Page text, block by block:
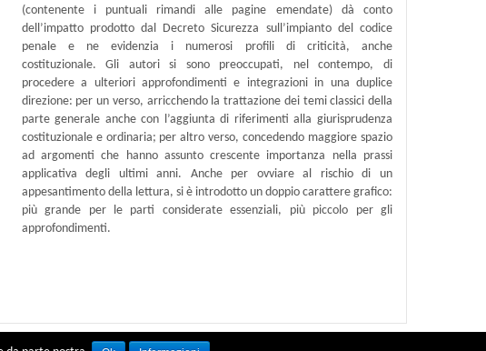
(contenente i puntuali rimandi alle pagine emendate) dà conto
dell’impatto prodotto dal Decreto Sicurezza sull’impianto del codice
penale e ne evidenzia i numerosi profili di criticità, anche
costituzionale.Gli autori si sono preoccupati, nel contempo, di
procedere a ulteriori approfondimenti e integrazioni in una duplice
direzione: per un verso, arricchendo la trattazione dei temi classici della
parte generale anche con l’aggiunta di riferimenti alla giurisprudenza
costituzionale e ordinaria; per altro verso, concedendo maggiore spazio
ad argomenti che hanno assunto crescente importanza nella prassi
applicativa degli ultimi anni. Anche per ovviare al rischio di un
appesantimento della lettura, si è introdotto un doppio carattere grafico:
più grande per le parti considerate essenziali, più piccolo per gli
approfondimenti.